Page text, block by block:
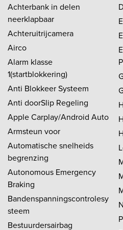
Achterbank in delen
neerklapbaar
Achteruitrijcamera
Airco
Alarm klasse
1(startblokkering)
Anti Blokkeer Systeem
Anti doorSlip Regeling
Apple Carplay/Android Auto
Armsteun voor
Automatische snelheids
begrenzing
Autonomous Emergency
Braking
Bandenspanningscontrolesy
steem
Bestuurdersairbag